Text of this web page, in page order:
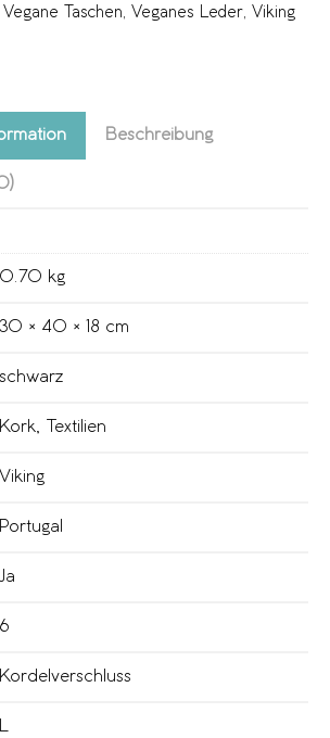
Vegane Taschen, Veganes Leder, Viking
Beschreibung
0.70 kg
30 × 40 × 18 cm
schwarz
Kork, Textilien
Viking
Portugal
Ja
6
Kordelverschluss
L